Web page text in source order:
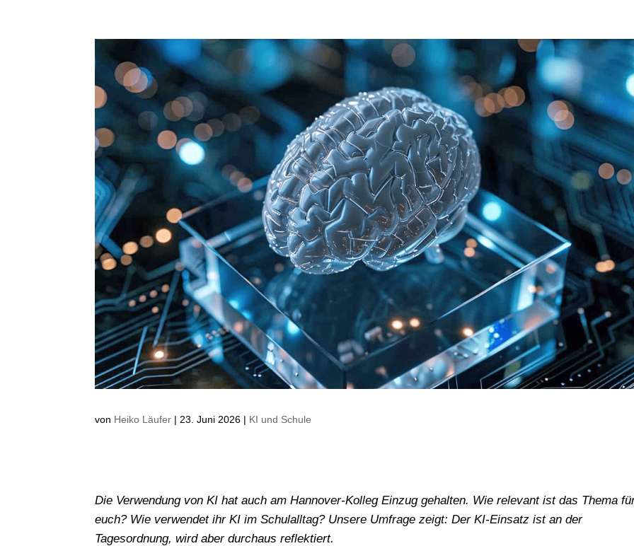
von Heiko Läufer | 23. Juni 2026 | KI und Schule
Die Verwendung von KI hat auch am Hannover-Kolleg Einzug gehalten. Wie relevant ist das Thema
euch? Wie verwendet ihr KI im Schulalltag? Unsere Umfrage zeigt: Der KI-Einsatz ist an der
Tagesordnung, wird aber durchaus reflektiert.